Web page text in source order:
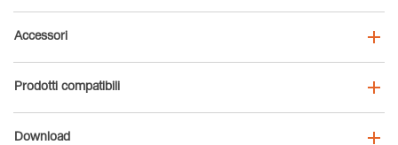
Accessori
Prodotti compatibili
Download